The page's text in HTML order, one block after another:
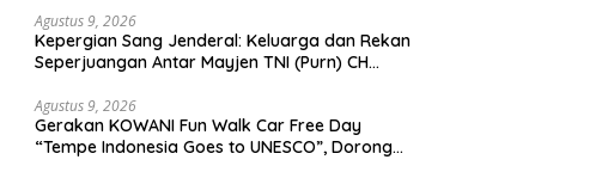
Agustus 9, 2026
Kepergian Sang Jenderal: Keluarga dan Rekan
Seperjuangan Antar Mayjen TNI (Purn) CH
Agustus 9, 2026
Gerakan KOWANI Fun Walk Car Free Day
“Tempe Indonesia Goes to UNESCO”, Dorong